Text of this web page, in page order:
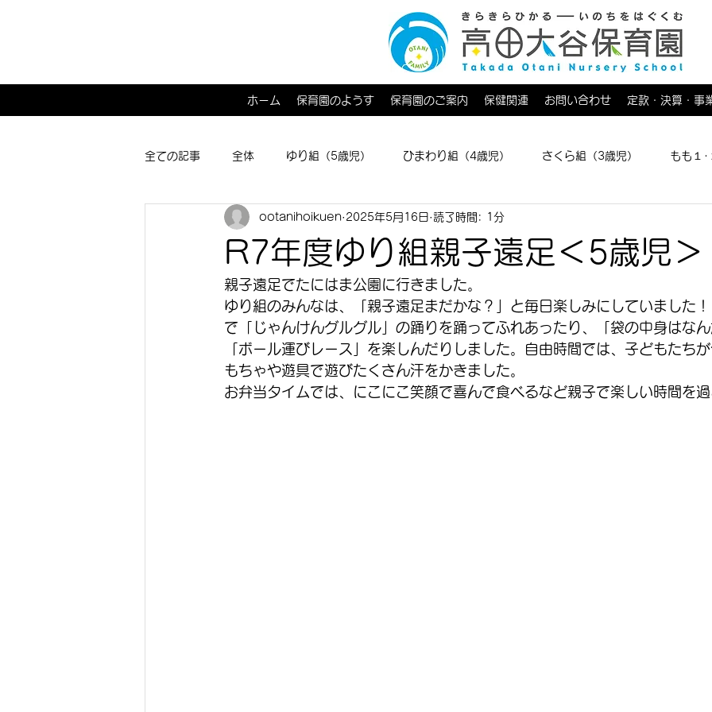
ホーム 保育園のようす 保育園のご案内 保健関連 お問い合わせ 定款・決算・事
全ての記事 全体 ゆり組（5歳児） ひまわり組（4歳児） さくら組（3歳児） もも１･
ひよこ１･２組（0･1歳児） 子育てひろば
R7年度ゆり組親子遠足＜5歳児＞
ootanihoikuen 2025年5月16日 読了時間: 1分
親子遠足でたにはま公園に行きました。
ゆり組のみんなは、「親子遠足まだかな？」と毎日楽しみにしていました
で「じゃんけんグルグル」の踊りを踊ってふれあったり、「袋の中身はな
「ボール運びレース」を楽しんだりしました。自由時間では、子どもたち
もちゃや遊具で遊びたくさん汗をかきました。
お弁当タイムでは、にこにこ笑顔で喜んで食べるなど親子で楽しい時間を